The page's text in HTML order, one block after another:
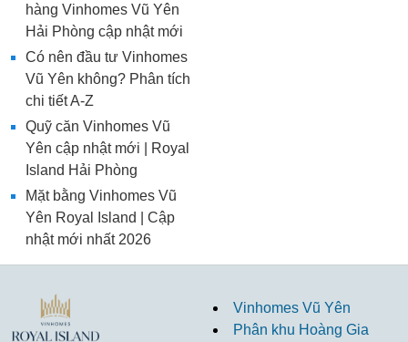
hàng Vinhomes Vũ Yên
Hải Phòng cập nhật mới
Có nên đầu tư Vinhomes
Vũ Yên không? Phân tích
chi tiết A-Z
Quỹ căn Vinhomes Vũ
Yên cập nhật mới | Royal
Island Hải Phòng
Mặt bằng Vinhomes Vũ
Yên Royal Island | Cập
nhật mới nhất 2026
Vinhomes Vũ Yên
Phân khu Hoàng Gia